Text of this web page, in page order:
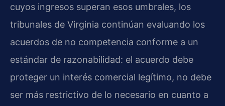
cuyos ingresos superan esos umbrales, los
tribunales de Virginia continúan evaluando los
acuerdos de no competencia conforme a un
estándar de razonabilidad: el acuerdo debe
proteger un interés comercial legítimo, no debe
ser más restrictivo de lo necesario en cuanto a